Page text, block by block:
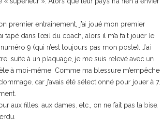
premier entraînement, j’ai joué mon premier
tapé dans l’œil du coach, alors il m’a fait jouer le
9 (qui n’est toujours pas mon poste). J’ai
suite à un plaquage, je me suis relevé avec un
à moi-même. Comme ma blessure m’empêche
car j’avais été sélectionné pour jouer à 7.
aux filles, aux dames, etc., on ne fait pas la bise,